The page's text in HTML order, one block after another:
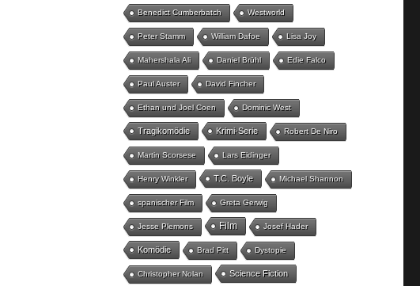
Benedict Cumberbatch Westworld
Peter Stamm William Dafoe Lisa Joy
Mahershala Ali Daniel Brühl Edie Falco
Paul Auster David Fincher
Ethan und Joel Coen Dominic West
Tragikomödie Krimi-Serie Robert De Niro
Martin Scorsese Lars Eidinger
Henry Winkler T.C. Boyle Michael Shannon
spanischer Film Greta Gerwig
Jesse Plemons Film Josef Hader
Komödie Brad Pitt Dystopie
Christopher Nolan Science Fiction